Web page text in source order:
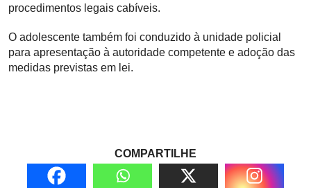
procedimentos legais cabíveis.
O adolescente também foi conduzido à unidade policial
para apresentação à autoridade competente e adoção das
medidas previstas em lei.
COMPARTILHE